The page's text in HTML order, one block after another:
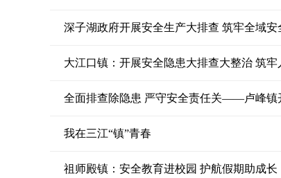
深子湖政府开展安全生产大排查 筑牢全域安
大江口镇：开展安全隐患大排查大整治 筑
全面排查除隐患 严守安全责任关——卢峰镇
我在三江“镇”青春
祖师殿镇：安全教育进校园 护航假期助成长